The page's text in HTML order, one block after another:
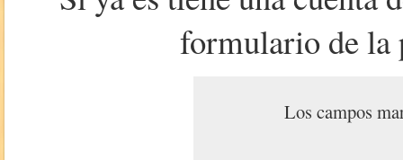
formulario de la
Los campos